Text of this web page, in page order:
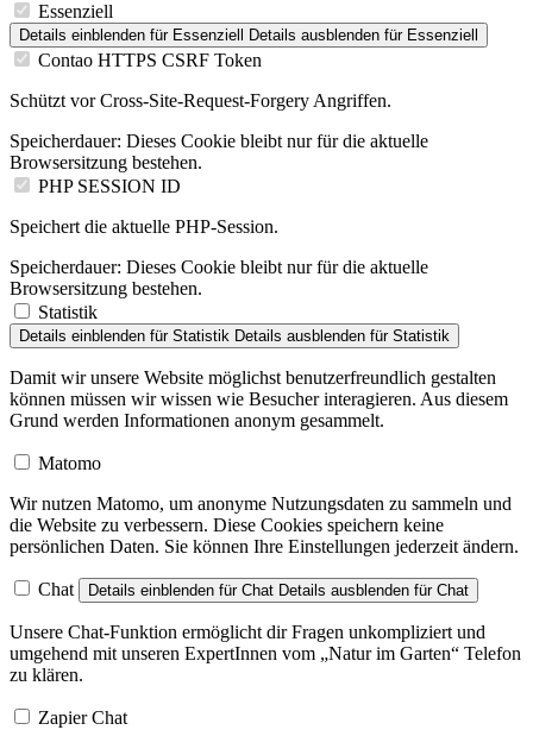
Essenziell
Details einblenden für Essenziell Details ausblenden für Essenziell
Contao HTTPS CSRF Token
Schützt vor Cross-Site-Request-Forgery Angriffen.
Speicherdauer: Dieses Cookie bleibt nur für die aktuelle
Browsersitzung bestehen.
PHP SESSION ID
Speichert die aktuelle PHP-Session.
Speicherdauer: Dieses Cookie bleibt nur für die aktuelle
Browsersitzung bestehen.
Statistik
Details einblenden für Statistik Details ausblenden für Statistik
Damit wir unsere Website möglichst benutzerfreundlich gestalten
können müssen wir wissen wie Besucher interagieren. Aus diesem
Grund werden Informationen anonym gesammelt.
Matomo
Wir nutzen Matomo, um anonyme Nutzungsdaten zu sammeln und
die Website zu verbessern. Diese Cookies speichern keine
persönlichen Daten. Sie können Ihre Einstellungen jederzeit ändern.
Chat Details einblenden für Chat Details ausblenden für Chat
Unsere Chat-Funktion ermöglicht dir Fragen unkompliziert und
umgehend mit unseren ExpertInnen vom „Natur im Garten“ Telefon
zu klären.
Zapier Chat